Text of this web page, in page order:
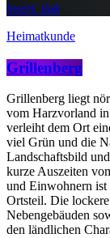
insert_link
Heimatkunde
Grillenberg
Grillenberg liegt
vom Harzvorland
verleiht dem Ort
viel Grün und die
Landschaftsbild
kurze Auszeiten
und Einwohnern
Ortsteil. Die
Nebengebäuden
den ländlichen